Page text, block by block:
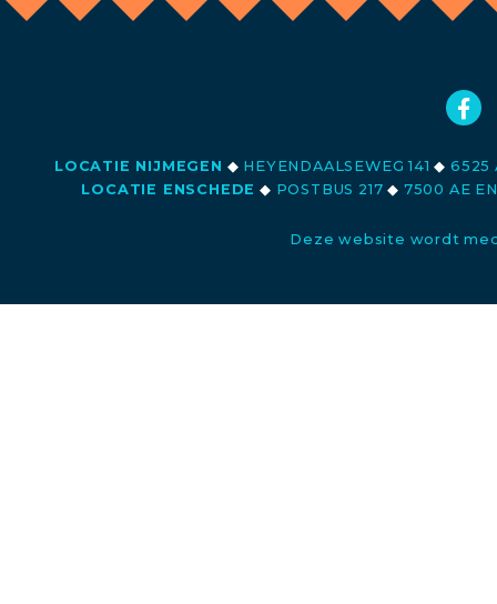
LOCATIE NIJMEGEN ◆ HEYENDAALSEWEG 141◆ 6525
LOCATIE ENSCHEDE ◆ POSTBUS 217◆ 7500 AE
Deze website wordt